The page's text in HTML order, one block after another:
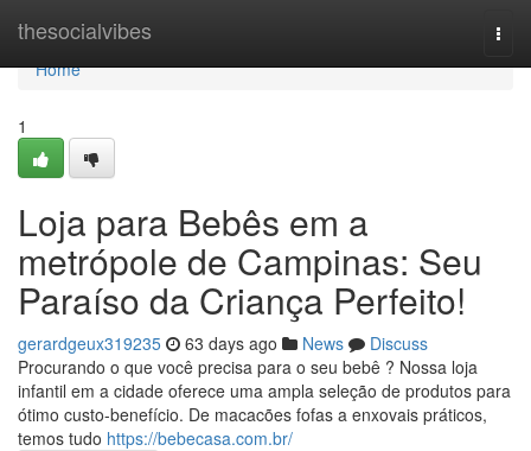
thesocialvibes
Home
Home
1
Loja para Bebês em a
metrópole de Campinas: Seu
Paraíso da Criança Perfeito!
gerardgeux319235 63 days ago News
Discuss
Procurando o que você precisa para o seu bebê ? Nossa loja
infantil em a cidade oferece uma ampla seleção de produtos para
ótimo custo-benefício. De macacões fofas a enxovais práticos,
temos tudo https://bebecasa.com.br/